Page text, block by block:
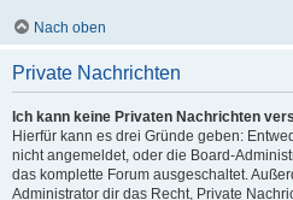
Nach oben
Private Nachrichten
Ich kann keine Privaten Nachrichten
Hierfür kann es drei Gründe geben:
nicht angemeldet, oder die Board-
das komplette Forum ausgeschaltet.
Administrator dir das Recht, Private